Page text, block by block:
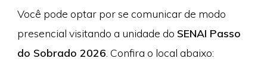
Você pode optar por se comunicar de modo
presencial visitando a unidade do SENAI Passo
do Sobrado 2026 . Confira o local abaixo: